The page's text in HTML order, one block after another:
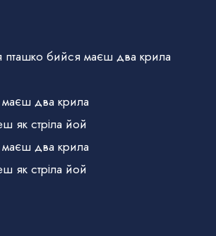
пташко бийся маєш два крила
два крила
як стріла йой
два крила
як стріла йой